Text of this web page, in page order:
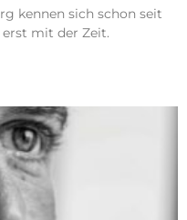
kennen sich schon seit
erst mit der Zeit.